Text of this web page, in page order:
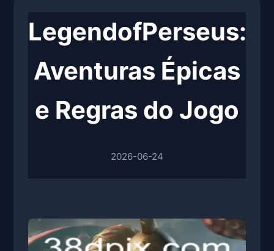
LegendofPerseus:
Aventuras Épicas
e Regras do Jogo
2026-06-24